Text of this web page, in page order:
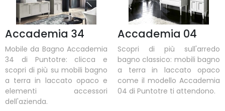
Accademia 34
Mobile da Bagno Accademia
34 di Puntotre: clicca e
scopri di più su mobili bagno
a terra in laccato opaco e
elementi accessori
dell'azienda.
Accademia 04
Scopri di più sull'arredo
bagno classico: mobili bagno
a terra in laccato opaco
come il modello Accademia
04 di Puntotre ti attendono.